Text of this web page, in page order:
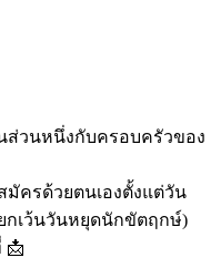
ส่วนหนึ่งกับครอบครัวของ
ครด้วยตนเองตั้งแต่วัน
ยกเว้นวันหยุดนักขัตฤกษ์)
📩